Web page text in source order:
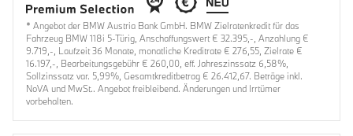
* Angebot der BMW Austria Bank GmbH. BMW Zielratenkredit für das
Fahrzeug BMW 118i 5-Türig, Anschaffungswert € 32.395,-, Anzahlung €
9.719,-, Laufzeit 36 Monate, monatliche Kreditrate € 276,55, Zielrate €
16.197,-, Bearbeitungsgebühr € 260,00, eff. Jahreszinssatz 6,58%,
Sollzinssatz var. 5,99%, Gesamtkreditbetrag € 26.412,67. Beträge inkl.
NoVA und MwSt.. Angebot freibleibend. Änderungen und Irrtümer
vorbehalten.